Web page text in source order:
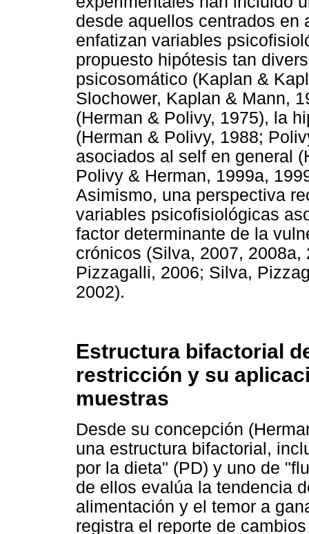
desde aquellos centrados en
enfatizan variables
propuesto hipótesis tan
psicosomático (Kaplan &
Slochower, Kaplan & Mann,
(Herman & Polivy, 1975), la
(Herman & Polivy, 1988;
asociados al self en general
Polivy & Herman, 1999a,
Asimismo, una perspectiva
variables psicofisiológicas
factor determinante de la
crónicos (Silva, 2007,
Pizzagalli, 2006; Silva,
2002).
Estructura bifactorial
restricción y su
muestras
Desde su concepción
una estructura bifactorial,
por la dieta" (PD) y uno de
de ellos evalúa la tendencia
alimentación y el temor a
registra el reporte de